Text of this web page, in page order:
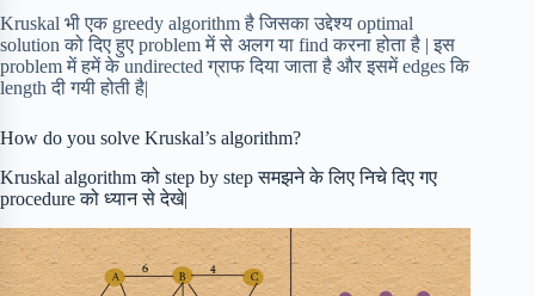
Kruskal भी एक greedy algorithm है जिसका उद्देश्य optimal
solution को दिए हुए problem में से अलग या find करना होता है | इस
problem में हमें के undirected ग्राफ दिया जाता है और इसमें edges कि
length दी गयी होती है|
How do you solve Kruskal’s algorithm?
Kruskal algorithm को step by step समझने के लिए निचे दिए गए
procedure को ध्यान से देखे|